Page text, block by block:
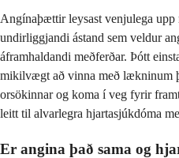
Angínaþættir leysast venjulega
undirliggjandi ástand sem veldur
áframhaldandi meðferðar. Þótt
mikilvægt að vinna með lækninum
orsökinnar og koma í veg fyrir
leitt til alvarlegra hjartasjúkdóma
Er angina það sama og